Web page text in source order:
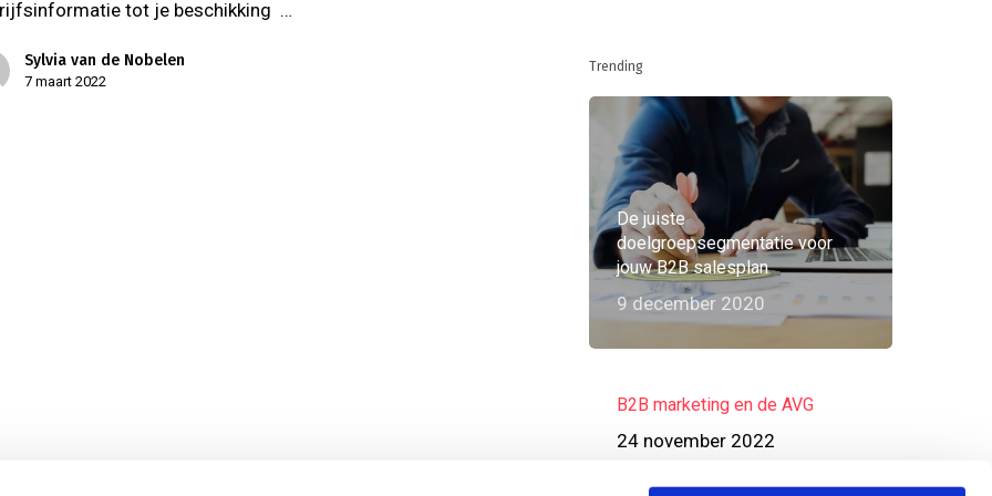
tot je beschikking …
Sylvia van de Nobelen
7 maart 2022
Trending
De juiste
doelgroepsegmentatie voor
jouw B2B salesplan
9 december 2020
B2B marketing en de AVG
24 november 2022